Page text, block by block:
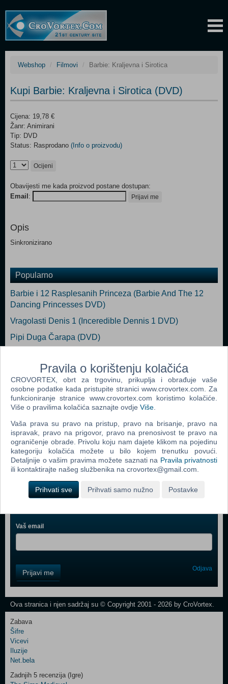
Webshop Filmovi Barbie: Kraljevna i Sirotica
Kupi Barbie: Kraljevna i Sirotica (DVD)
Cijena: 19,78 €
Žanr: Animirani
Tip: DVD
Status: Rasprodano (Info o proizvodu)
Ocijeni
Obavijesti me kada proizvod postane dostupan:
Email : Prijavi me
Opis
Sinkronizirano
Popularno
Barbie i 12 Rasplesanih Princeza (Barbie And The 12
Dancing Princesses DVD)
Vragolasti Denis 1 (Inceredible Dennis 1 DVD)
Pipi Duga Čarapa (DVD)
Castle DVD)
Trnoružica (Sleeping Beauty DVD)
Tomica i Prijatelji - Tomica i Kočničar (Thomas The Tank
Engine & Friends DVD)
Webshop newsletter
Ime i prezime
Vaš email
Field
One
Newsletter
Control
Field
Two
Newsletter
Prijavi me Odjava
Ova stranica i njen sadržaj su © Copyright 2001 - 2026 by CroVortex.
Zabava
Šifre
Vicevi
Iluzije
Net.bela
Zadnjih 5 recenzija (Igre)
Pravila o korištenju kolačića
CROVORTEX, obrt za trgovinu, prikuplja i obrađuje vaše
osobne podatke kada pristupite stranici www.crovortex.com. Za
funkcioniranje stranice www.crovortex.com koristimo kolačiće.
Više o pravilima kolačića saznajte ovdje Više
Vaša prava su pravo na pristup, pravo na brisanje, pravo na
ispravak, pravo na prigovor, pravo na prenosivost te pravo na
ograničenje obrade. Privolu koju nam dajete klikom na pojedinu
kategoriju kolačića možete u bilo kojem trenutku povući.
Detaljnije o vašim pravima možete saznati na Pravila privatnosti
ili kontaktirajte našeg službenika na crovortex@gmail.com.
Prihvati sve Prihvati samo nužno Postavke